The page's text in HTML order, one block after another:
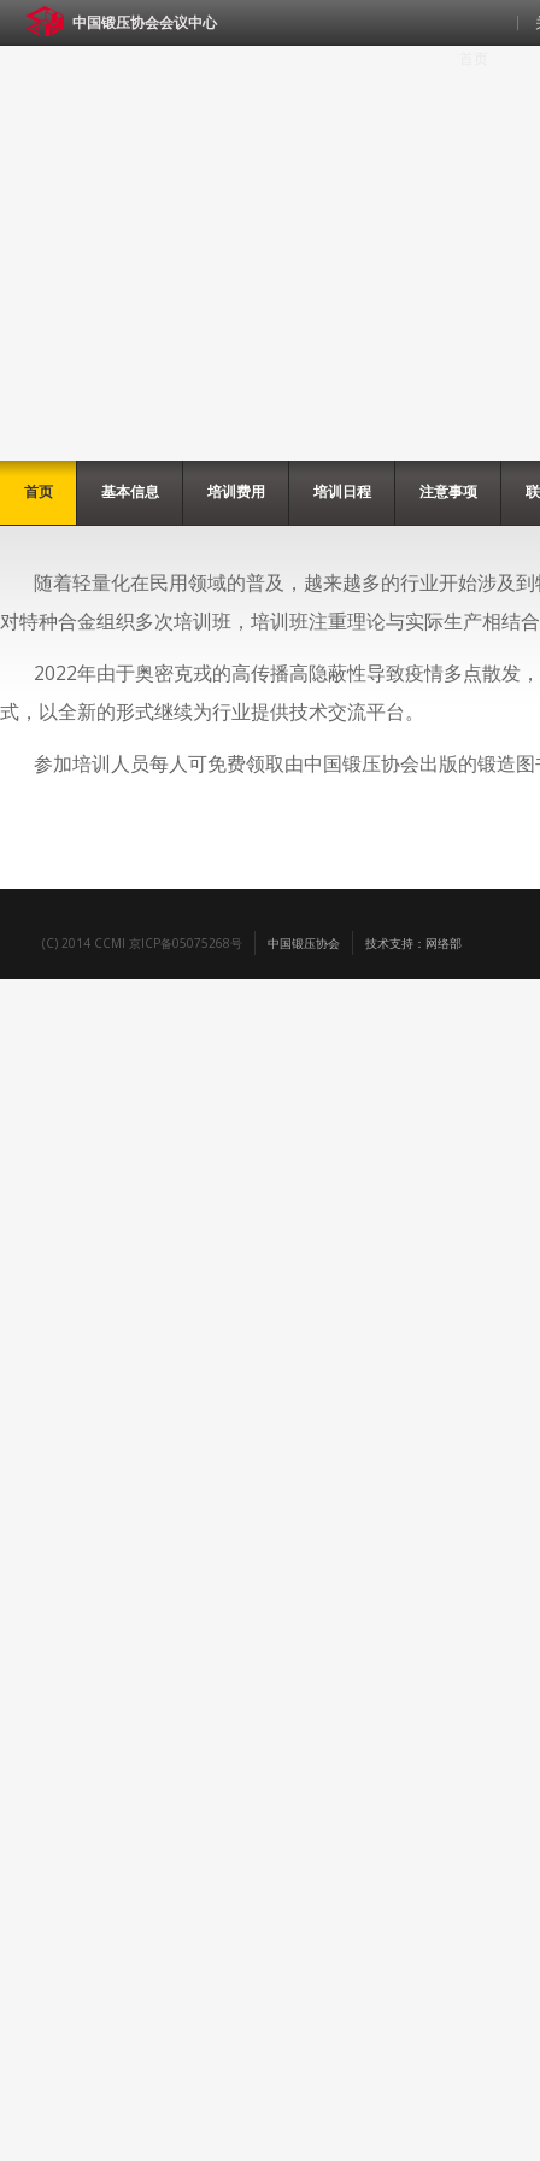
中国锻压协会会议中心
首页 基本信息 培训费用 培训日程 注意事项
随着轻量化在民用领域的普及，越来越多的行业开始涉及
对特种合金组织多次培训班，培训班注重理论与实际生产相结
2022年由于奥密克戎的高传播高隐蔽性导致疫情多点散发
式，以全新的形式继续为行业提供技术交流平台。
参加培训人员每人可免费领取由中国锻压协会出版的锻造
(C) 2014 CCMI 京ICP备05075268号 中国锻压协会 技术支持：网络部